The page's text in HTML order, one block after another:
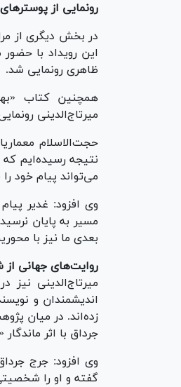
رونمایی از
در بخش دیگری از
این رویداد با
ظاهری رونمایی شد.
همچنین کتاب
میرتاج‌الدینی
حجت‌الاسلام
نتیجه رسیده‌ایم که
می‌تواند پیام خود
وی افزود: غدیر
بعدی ما نیز با
روایت‌های جهانی
میرتاج‌الدینی
اندیشمندان و
زده‌اند. در میان
جرداق با اثر
وی افزود: جرج
گفته و او را